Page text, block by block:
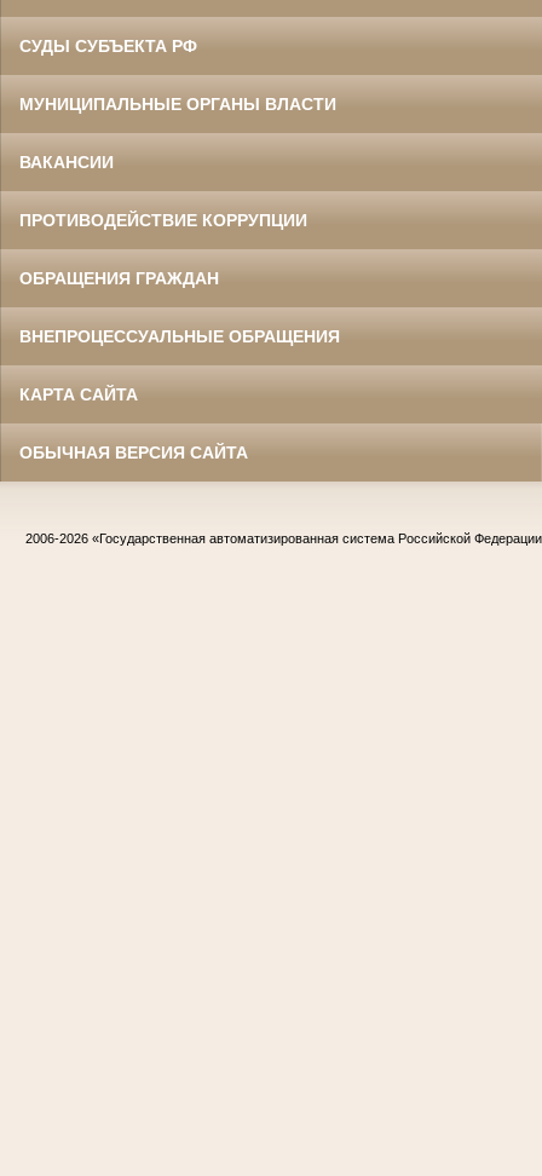
СУДЫ СУБЪЕКТА РФ
МУНИЦИПАЛЬНЫЕ ОРГАНЫ ВЛАСТИ
ВАКАНСИИ
ПРОТИВОДЕЙСТВИЕ КОРРУПЦИИ
ОБРАЩЕНИЯ ГРАЖДАН
ВНЕПРОЦЕССУАЛЬНЫЕ ОБРАЩЕНИЯ
КАРТА САЙТА
ОБЫЧНАЯ ВЕРСИЯ САЙТА
2006-2026 «Государственная автоматизированная система Российской